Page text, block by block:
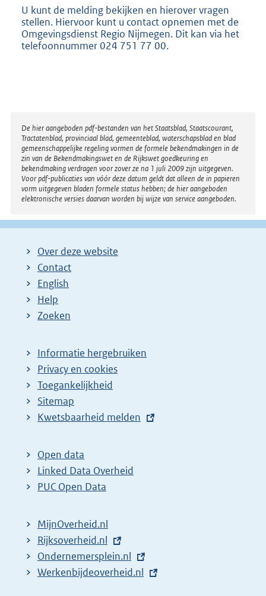
U kunt de melding bekijken en hierover vragen
stellen. Hiervoor kunt u contact opnemen met de
Omgevingsdienst Regio Nijmegen. Dit kan via het
telefoonnummer 024 751 77 00.
Disclaimer
De hier aangeboden pdf-bestanden van het Staatsblad, Staatscourant,
Tractatenblad, provinciaal blad, gemeenteblad, waterschapsblad en blad
gemeenschappelijke regeling vormen de formele bekendmakingen in de
zin van de Bekendmakingswet en de Rijkswet goedkeuring en
bekendmaking verdragen voor zover ze na 1 juli 2009 zijn uitgegeven.
Voor pdf-publicaties van vóór deze datum geldt dat alleen de in papieren
vorm uitgegeven bladen formele status hebben; de hier aangeboden
elektronische versies daarvan worden bij wijze van service aangeboden.
Over deze website
Contact
English
Help
Zoeken
Informatie hergebruiken
Privacy en cookies
Toegankelijkheid
Sitemap
E
t
e
r
l
i
n
k
Kwetsbaarheid melden
Open data
Linked Data Overheid
PUC Open Data
MijnOverheid.nl
E
x
t
Rijksoverheid.nl
E
x
Ondernemersplein.nl
E
Werkenbijdeoverheid.nl